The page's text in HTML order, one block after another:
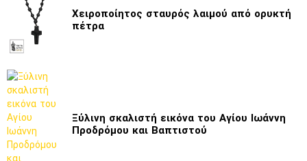
Χειροποίητος σταυρός λαιμού από ορυκτή
πέτρα
Ξύλινη σκαλιστή εικόνα του Αγίου Ιωάννη
Προδρόμου και Βαπτιστού